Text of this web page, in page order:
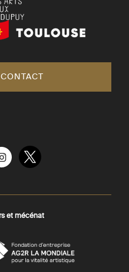
InstagramTwitter
et mécénat